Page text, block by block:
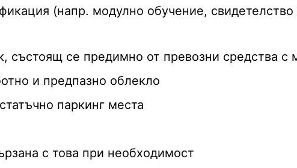
(напр. модулно обучение,
състоящ се предимно от превозни средства с
и предпазно облекло
паркинг места
с това при необходимост